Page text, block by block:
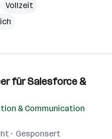
Vollzeit
für Salesforce &
& Communication
Gesponsert